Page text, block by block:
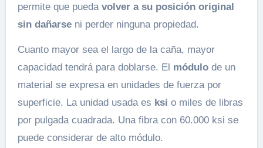
permite que pueda volver a su posición original
sin dañarseni perder ninguna propiedad.
Cuanto mayor sea el largo de la caña, mayor
capacidad tendrá para doblarse. El módulode un
material se expresa en unidades de fuerza por
superficie. La unidad usada es ksi o miles de libras
por pulgada cuadrada. Una fibra con 60.000 ksi se
puede considerar de alto módulo.